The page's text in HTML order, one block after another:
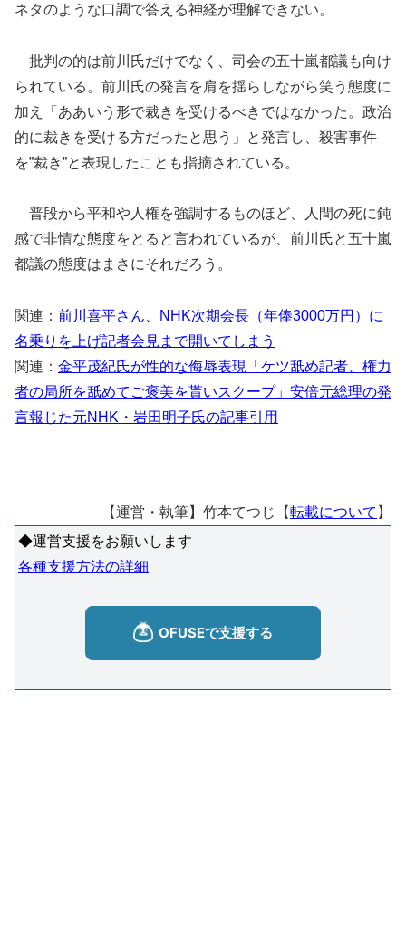
ネタのような口調で答える神経が理解できない。
批判の的は前川氏だけでなく、司会の五十嵐都議も向け
られている。前川氏の発言を肩を揺らしながら笑う態度に
加え「ああいう形で裁きを受けるべきではなかった。政治
的に裁きを受ける方だったと思う」と発言し、殺害事件
を”裁き”と表現したことも指摘されている。
普段から平和や人権を強調するものほど、人間の死に鈍
感で非情な態度をとると言われているが、前川氏と五十嵐
都議の態度はまさにそれだろう。
関連： 前川喜平さん、NHK次期会長（年俸3000万円）に
名乗りを上げ記者会見まで開いてしまう
関連： 金平茂紀氏が性的な侮辱表現「ケツ舐め記者、権力
者の局所を舐めてご褒美を貰いスクープ」安倍元総理の発
言報じた元NHK・岩田明子氏の記事引用
【運営・執筆】竹本てつじ【転載について 】
◆運営支援をお願いします
各種支援方法の詳細